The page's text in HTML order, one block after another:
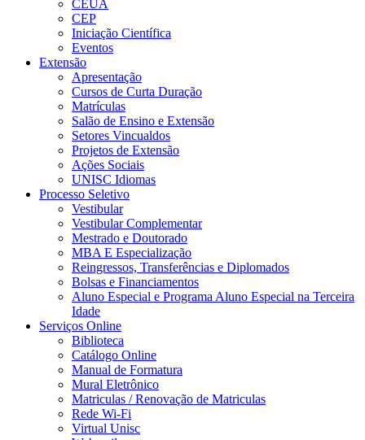
CEUA
CEP
Iniciação Científica
Eventos
Extensão
Apresentação
Cursos de Curta Duração
Matrículas
Salão de Ensino e Extensão
Setores Vincualdos
Projetos de Extensão
Ações Sociais
UNISC Idiomas
Processo Seletivo
Vestibular
Vestibular Complementar
Mestrado e Doutorado
MBA E Especialização
Reingressos, Transferências e Diplomados
Bolsas e Financiamentos
Aluno Especial e Programa Aluno Especial na Terceira
Idade
Serviços Online
Biblioteca
Catálogo Online
Manual de Formatura
Mural Eletrônico
Matriculas / Renovação de Matriculas
Rede Wi-Fi
Virtual Unisc